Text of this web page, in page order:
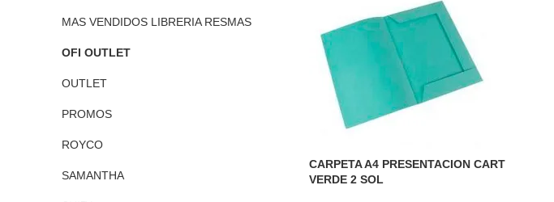
MAS VENDIDOS LIBRERIA RESMAS
OFI OUTLET
OUTLET
PROMOS
ROYCO
SAMANTHA
CARPETA A4 PRESENTACION CART
VERDE 2 SOL